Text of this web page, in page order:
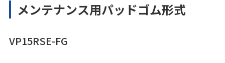
メンテナンス用パッドゴム形式
VP15RSE-FG